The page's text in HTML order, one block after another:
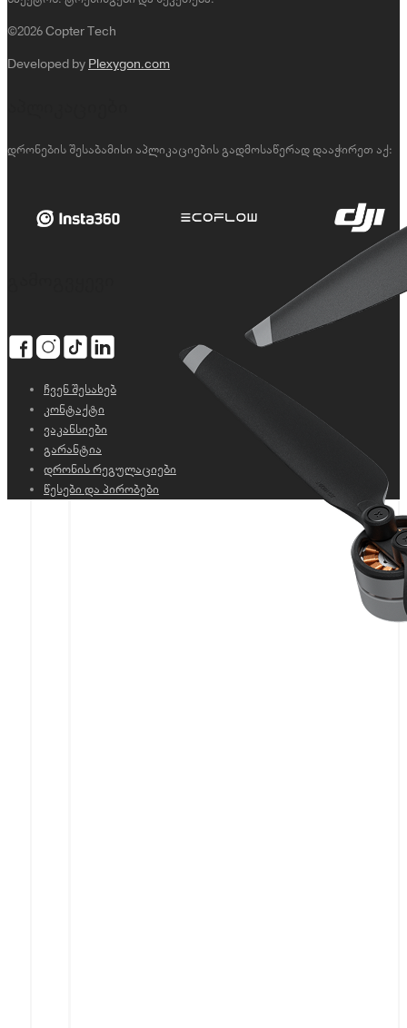
©2026 Copter Tech
Developed by Plexygon.com
დრონების შესაბამისი აპლიკაციების გადმოსაწერად დააჭირეთ აქ:
ჩვენ შესახებ
კონტაქტი
ვაკანსიები
გარანტია
დრონის რეგულაციები
წესები და პირობები